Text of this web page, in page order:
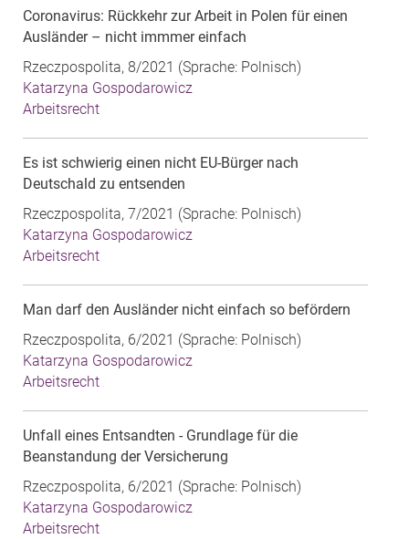
Coronavirus: Rückkehr zur Arbeit in Polen für einen
Ausländer – nicht immmer einfach
Rzeczpospolita, 8/2021 (Sprache: Polnisch)
Katarzyna Gospodarowicz
Arbeitsrecht
Es ist schwierig einen nicht EU-Bürger nach
Deutschald zu entsenden
Rzeczpospolita, 7/2021 (Sprache: Polnisch)
Katarzyna Gospodarowicz
Arbeitsrecht
Man darf den Ausländer nicht einfach so befördern
Rzeczpospolita, 6/2021 (Sprache: Polnisch)
Katarzyna Gospodarowicz
Arbeitsrecht
Unfall eines Entsandten - Grundlage für die
Beanstandung der Versicherung
Rzeczpospolita, 6/2021 (Sprache: Polnisch)
Katarzyna Gospodarowicz
Arbeitsrecht